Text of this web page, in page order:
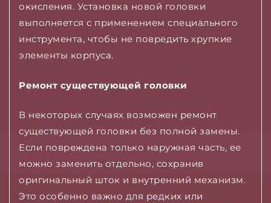
окисления. Установка новой головки
выполняется с применением специального
инструмента, чтобы не повредить хрупкие
элементы корпуса.
Ремонт существующей головки
В некоторых случаях возможен ремонт
существующей головки без полной замены.
Если повреждена только наружная часть, ее
можно заменить отдельно, сохранив
оригинальный шток и внутренний механизм.
Это особенно важно для редких или